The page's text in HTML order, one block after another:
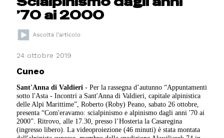
’70 ai 2000
24 ottobre 2019
Cuneo
Sant'Anna di Valdieri - Per la rassegna d’autunno “Appuntamenti
sotto l'Asta - Incontri a Sant'Anna di Valdieri, capitale alpinistica
delle Alpi Marittime”, Roberto (Roby) Peano, sabato 26 ottobre,
presenta “Com'eravamo: scialpinismo e alpinismo dagli anni '70 ai
2000”. Ritrovo, alle 17.30, presso l’Hosteria la Casaregina
(ingresso libero). La videoproiezione (46 minuti) è stata montata